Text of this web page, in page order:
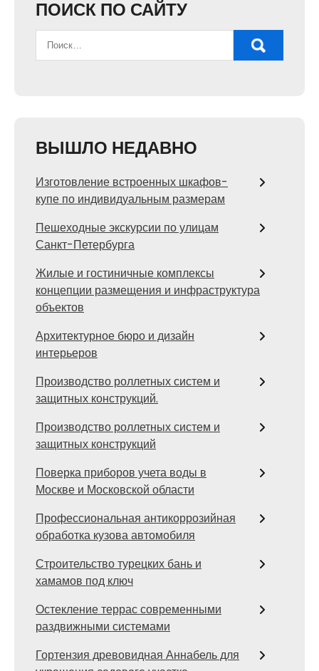
ПОИСК ПО САЙТУ
ВЫШЛО НЕДАВНО
Изготовление встроенных шкафов-
купе по индивидуальным размерам
Пешеходные экскурсии по улицам
Санкт-Петербурга
Жилые и гостиничные комплексы
концепции размещения и инфраструктура
объектов
Архитектурное бюро и дизайн
интерьеров
Производство роллетных систем и
защитных конструкций.
Производство роллетных систем и
защитных конструкций
Поверка приборов учета воды в
Москве и Московской области
Профессиональная антикоррозийная
обработка кузова автомобиля
Строительство турецких бань и
хамамов под ключ
Остекление террас современными
раздвижными системами
Гортензия древовидная Аннабель для